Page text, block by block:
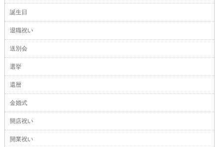
誕生日
退職祝い
送別会
選挙
還暦
金婚式
開店祝い
開業祝い